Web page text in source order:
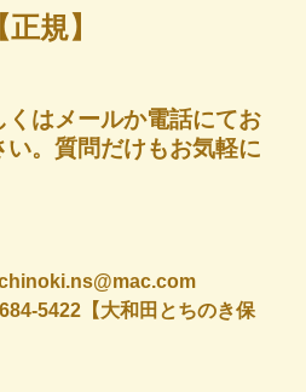
規】
くはメールか電話にてお
い。質問だけもお気軽に
5422【大和田とちのき保